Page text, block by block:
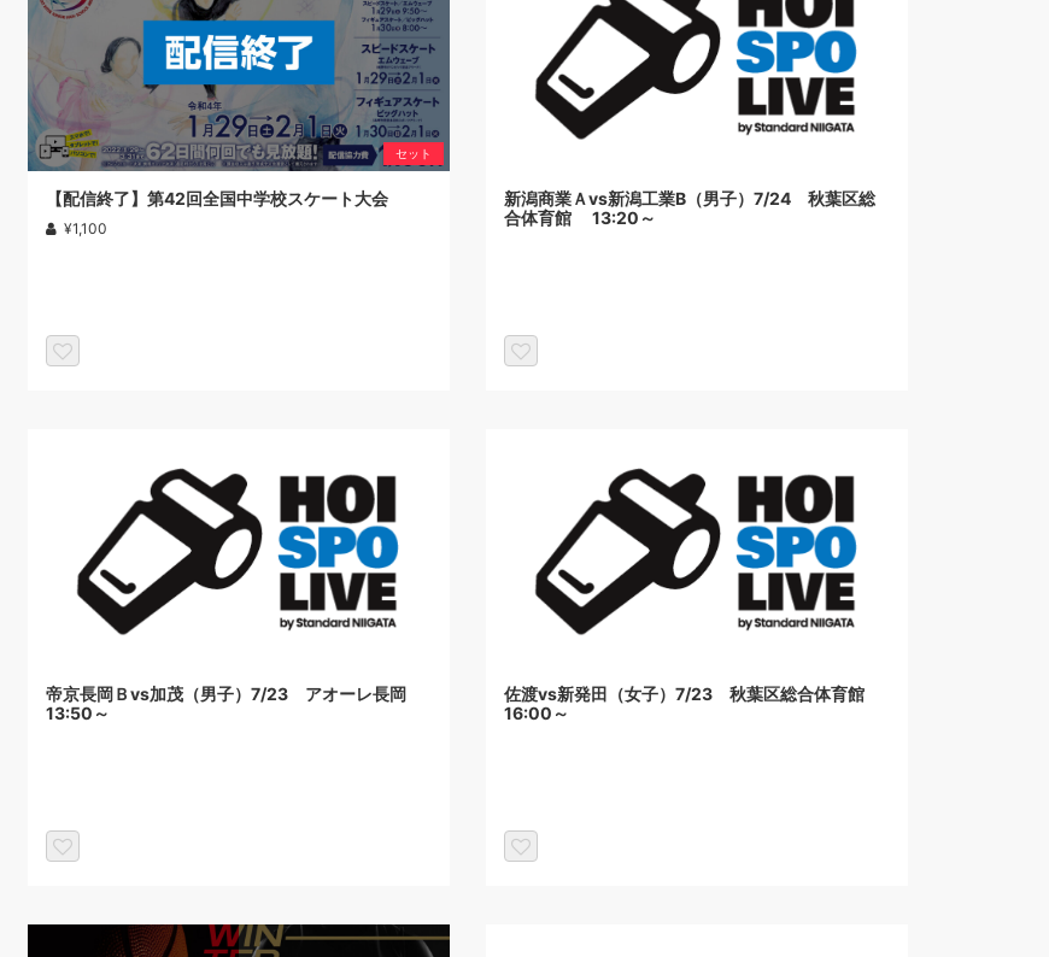
セット
【配信終了】第42回全国中学校スケート大会
¥1,100
新潟商業Ａvs新潟工業B（男子）7/24 秋葉区総
合体育館 13:20～
帝京長岡Ｂvs加茂（男子）7/23 アオーレ長岡
13:50～
佐渡vs新発田（女子）7/23 秋葉区総合体育館
16:00～